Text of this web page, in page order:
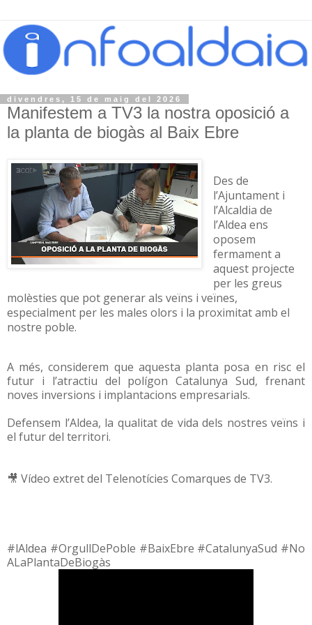
divendres, 15 de maig del 2026
Manifestem a TV3 la nostra oposició a
la planta de biogàs al Baix Ebre
Des de
l’Ajuntament i
l’Alcaldia de
l’Aldea ens
oposem
fermament a
aquest projecte
per les greus
molèsties que pot generar als veïns i veïnes,
especialment per les males olors i la proximitat amb el
nostre poble.
A més, considerem que aquesta planta posa en risc el
futur i l’atractiu del polígon Catalunya Sud, frenant
noves inversions i implantacions empresarials.
Defensem l’Aldea, la qualitat de vida dels nostres veïns i
el futur del territori.
🎥 Vídeo extret del Telenotícies Comarques de TV3.
#lAldea #OrgullDePoble #BaixEbre #CatalunyaSud #No
ALaPlantaDeBiogàs